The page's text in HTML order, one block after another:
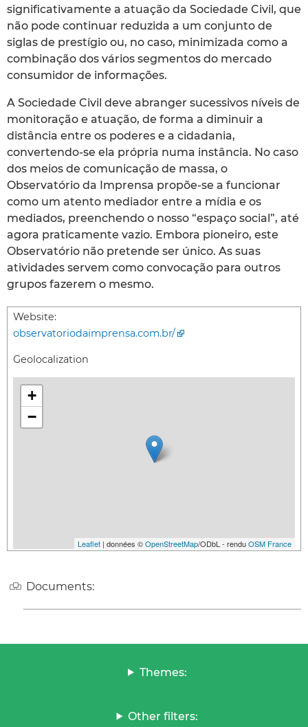
significativamente a atuação da Sociedade Civil, que
não pode continuar reduzida a um conjunto de
siglas de prestígio ou, no caso, minimizada como a
combinação dos vários segmentos do mercado
consumidor de informações.
A Sociedade Civil deve abranger sucessivos níveis de
monitoração e atuação, de forma a diminuir a
distância entre os poderes e a cidadania,
convertendo-se ela própria numa instância. No caso
dos meios de comunicação de massa, o
Observatório da Imprensa propõe-se a funcionar
como um atento mediador entre a mídia e os
mediados, preenchendo o nosso “espaço social”, até
agora praticamente vazio. Embora pioneiro, este
Observatório não pretende ser único. As suas
atividades servem como convocação para outros
grupos fazerem o mesmo.
Website:
observatoriodaimprensa.com.br/
Geolocalization
+
−
Leaflet | données ©OpenStreetMap/ODbL - renduOSM France
Documents:
Themes:
Other filters: